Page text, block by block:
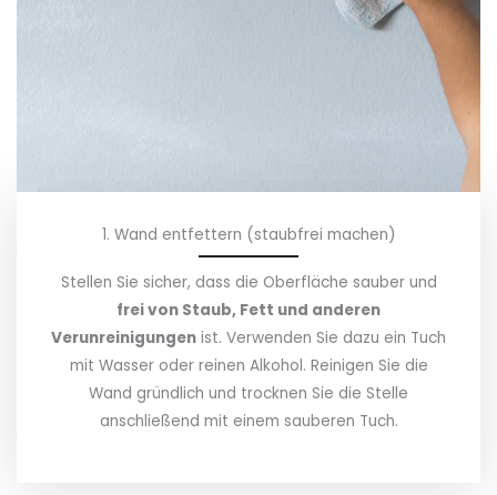
1. Wand entfettern (staubfrei machen)
Stellen Sie sicher, dass die Oberfläche sauber und
frei von Staub, Fett und anderen
Verunreinigungen ist. Verwenden Sie dazu ein Tuch
mit Wasser oder reinen Alkohol. Reinigen Sie die
Wand gründlich und trocknen Sie die Stelle
anschließend mit einem sauberen Tuch.